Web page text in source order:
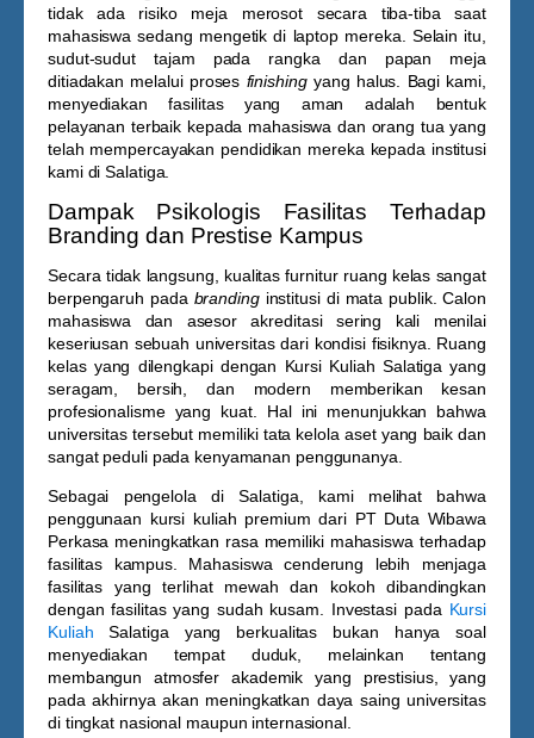
tidak ada risiko meja merosot secara tiba-tiba saat
mahasiswa sedang mengetik di laptop mereka. Selain itu,
sudut-sudut tajam pada rangka dan papan meja
ditiadakan melalui proses finishingyang halus. Bagi kami,
menyediakan fasilitas yang aman adalah bentuk
pelayanan terbaik kepada mahasiswa dan orang tua yang
telah mempercayakan pendidikan mereka kepada institusi
kami di Salatiga.
Dampak Psikologis Fasilitas Terhadap
Branding dan Prestise Kampus
Secara tidak langsung, kualitas furnitur ruang kelas sangat
berpengaruh pada brandinginstitusi di mata publik. Calon
mahasiswa dan asesor akreditasi sering kali menilai
keseriusan sebuah universitas dari kondisi fisiknya. Ruang
kelas yang dilengkapi dengan Kursi Kuliah Salatiga yang
seragam, bersih, dan modern memberikan kesan
profesionalisme yang kuat. Hal ini menunjukkan bahwa
universitas tersebut memiliki tata kelola aset yang baik dan
sangat peduli pada kenyamanan penggunanya.
Sebagai pengelola di Salatiga, kami melihat bahwa
penggunaan kursi kuliah premium dari PT Duta Wibawa
Perkasa meningkatkan rasa memiliki mahasiswa terhadap
fasilitas kampus. Mahasiswa cenderung lebih menjaga
fasilitas yang terlihat mewah dan kokoh dibandingkan
dengan fasilitas yang sudah kusam. Investasi pada Kursi
Kuliah Salatiga yang berkualitas bukan hanya soal
menyediakan tempat duduk, melainkan tentang
membangun atmosfer akademik yang prestisius, yang
pada akhirnya akan meningkatkan daya saing universitas
di tingkat nasional maupun internasional.